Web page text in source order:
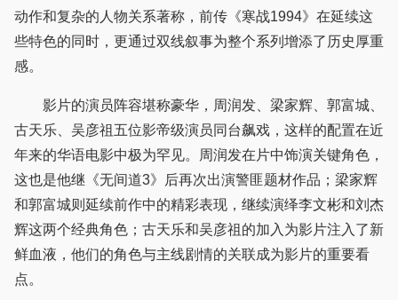
动作和复杂的人物关系著称，前传《寒战1994》在延续这
些特色的同时，更通过双线叙事为整个系列增添了历史厚重
感。
影片的演员阵容堪称豪华，周润发、梁家辉、郭富城、
古天乐、吴彦祖五位影帝级演员同台飙戏，这样的配置在近
年来的华语电影中极为罕见。周润发在片中饰演关键角色，
这也是他继《无间道3》后再次出演警匪题材作品；梁家辉
和郭富城则延续前作中的精彩表现，继续演绎李文彬和刘杰
辉这两个经典角色；古天乐和吴彦祖的加入为影片注入了新
鲜血液，他们的角色与主线剧情的关联成为影片的重要看
点。